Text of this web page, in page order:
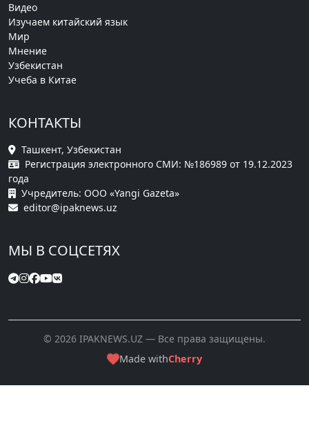
Видео
Изучаем китайский язык
Мир
Мнение
Узбекистан
Учеба в Китае
КОНТАКТЫ
Ташкент, Узбекистан
Регистрация электронного СМИ: №186989 от 19.12.2023
года
Учредитель: ООО «Yangi Gazeta»
editor@ipaknews.uz
МЫ В СОЦСЕТЯХ
© 2026 IPAKNEWS.UZ — Все права защищены.
Made withCherry